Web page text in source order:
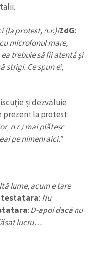
(la protest, n.r.)!ZdG:
microfonul mare,
trebuie să fii atentă și
strigi. Ce spun ei,
și dezvăluie
prezent la protest:
n.r.) mai plătesc.
pe nimeni aici.”
lume, acum e tare
: Nu
: D-apoi dacă nu
lucru…